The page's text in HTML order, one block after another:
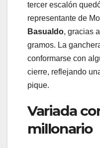
tercer escalón
representante de
Basualdo, gracias
gramos. La
conformarse con
cierre, reflejando
pique.
Variada
millonario